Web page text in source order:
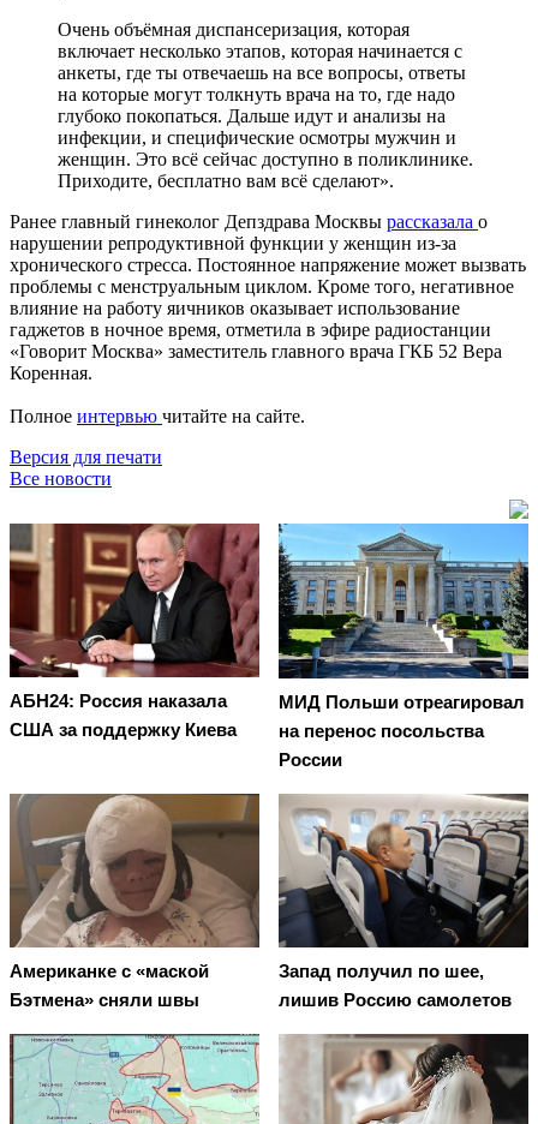
Очень объёмная диспансеризация, которая
включает несколько этапов, которая начинается с
анкеты, где ты отвечаешь на все вопросы, ответы
на которые могут толкнуть врача на то, где надо
глубоко покопаться. Дальше идут и анализы на
инфекции, и специфические осмотры мужчин и
женщин. Это всё сейчас доступно в поликлинике.
Приходите, бесплатно вам всё сделают».
Ранее главный гинеколог Депздрава Москвы рассказала о
нарушении репродуктивной функции у женщин из-за
хронического стресса. Постоянное напряжение может вызвать
проблемы с менструальным циклом. Кроме того, негативное
влияние на работу яичников оказывает использование
гаджетов в ночное время, отметила в эфире радиостанции
«Говорит Москва» заместитель главного врача ГКБ 52 Вера
Коренная.
Полное интервью читайте на сайте.
Версия для печати
Все новости
АБН24: Россия наказала
США за поддержку Киева
МИД Польши отреагировал
на перенос посольства
России
Американке с «маской
Бэтмена» сняли швы
Запад получил по шее,
лишив Россию самолетов